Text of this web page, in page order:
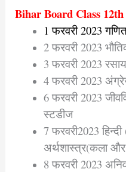
Bihar Board Class
1 फरवरी 2023 गणित
2 फरवरी 2023
3 फरवरी 2023
4 फरवरी 2023
6 फरवरी 2023
स्टडीज
7 फरवरी2023 हिन्दी
अर्थशास्त्र(कला और
8 फरवरी 2023